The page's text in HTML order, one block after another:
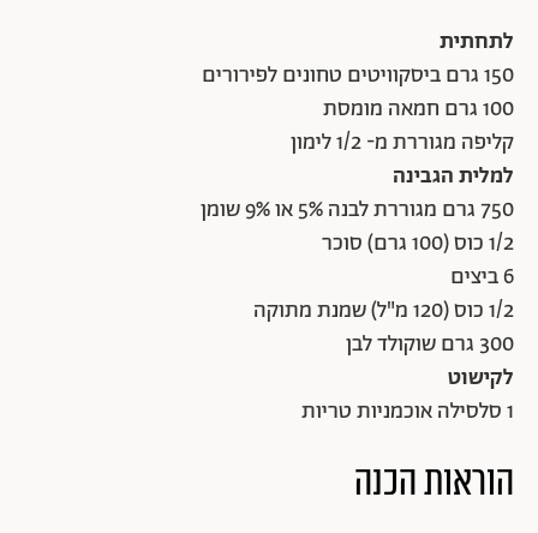
לתחתית
150 גרם ביסקוויטים טחונים לפירורים
100 גרם חמאה מומסת
קליפה מגוררת מ- 1/2 לימון
למלית הגבינה
750 גרם מגוררת לבנה 5% או 9% שומן
1/2 כוס (100 גרם) סוכר
6 ביצים
1/2 כוס (120 מ"ל) שמנת מתוקה
300 גרם שוקולד לבן
לקישוט
1 סלסילה אוכמניות טריות
הוראות הכנה